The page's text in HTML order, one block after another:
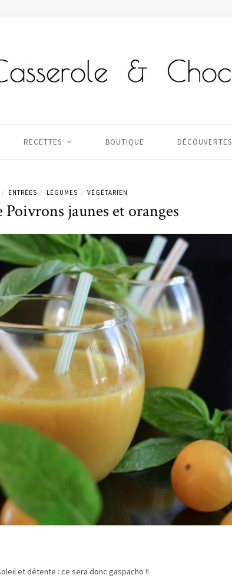
RECETTES BOUTIQUE DÉCOUVERTES
/ ENTRÉES / LÉGUMES / VÉGÉTARIEN
Poivrons jaunes et oranges
et détente : ce sera donc gaspacho !!